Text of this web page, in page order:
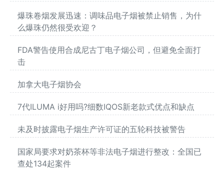
爆珠卷烟发展迅速：调味品电子烟被禁止销售，为什
么爆珠仍然很受欢迎？
FDA警告使用合成尼古丁电子烟公司，但避免全面打
击
加拿大电子烟协会
7代ILUMA i好用吗?细数IQOS新老款式优点和缺点
未及时披露电子烟生产许可证的五轮科技被警告
国家局要求对奶茶杯等非法电子烟进行整改：全国已
查处134起案件